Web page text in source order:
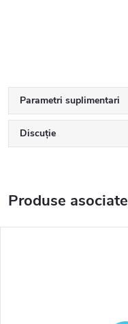
Parametri suplimentari
Discuţie
Produse asociate